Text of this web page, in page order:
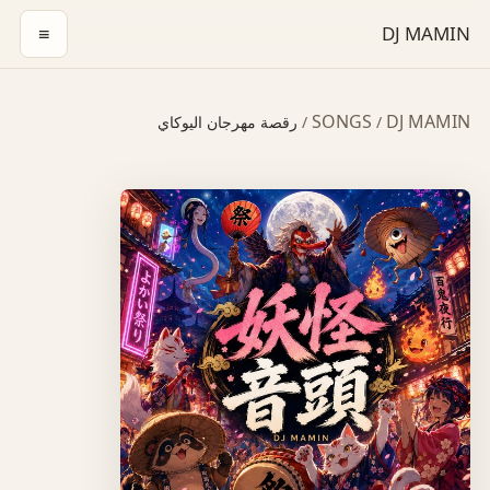
DJ MAMIN
≡
DJ MAMIN
/
SONGS
/ رقصة مهرجان اليوكاي